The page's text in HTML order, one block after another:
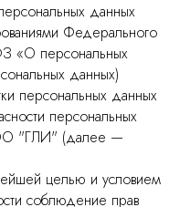
данных
Федерального
«О персональных
данных)
персональных данных
персональных
"ГЛИ" (далее —
целью и условием
соблюдение прав